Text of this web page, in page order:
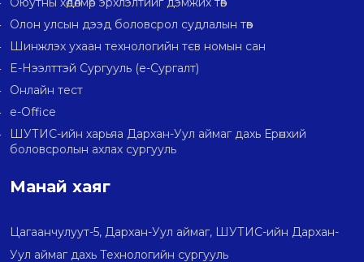
Олон улсын дээд боловсрол судлалын төв
Шинжлэх ухаан технологийн тєв номын сан
E-Нээлттэй Сургууль (e-Сургалт)
Онлайн тест
e-Office
ШУТИС-ийн харьяа Дархан-Уул аймаг дахь Ерөнхий
боловсролын ахлах сургууль
Манай хаяг
Цагаанчулуут-5, Дархан-Уул аймаг, ШУТИС-ийн Дархан-
Уул аймаг дахь Технологийн сургууль